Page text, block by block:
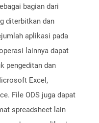
bagian dari
diterbitkan dan
aplikasi pada
lainnya dapat
pengeditan dan
Excel,
File ODS juga dapat
spreadsheet lain